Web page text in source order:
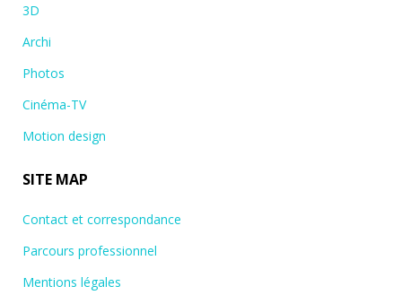
3D
Archi
Photos
Cinéma-TV
Motion design
SITE MAP
Contact et correspondance
Parcours professionnel
Mentions légales